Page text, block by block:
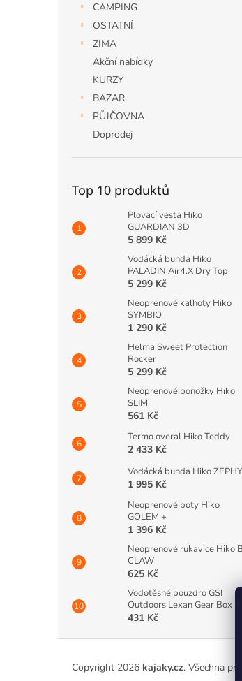
CAMPING
OSTATNÍ
ZIMA
Akční nabídky
KURZY
BAZAR
PŮJČOVNA
Doprodej
Top 10 produktů
Plovací vesta Hiko
GUARDIAN 3D
5 899 Kč
Vodácká bunda Hiko
PALADIN Air4.X Dry Top
5 299 Kč
Neoprenové kalhoty Hiko
SYMBIO
1 290 Kč
Helma Sweet Protection
Rocker
5 299 Kč
Neoprenové ponožky Hiko
SLIM
561 Kč
Termo overal Hiko Teddy
2 433 Kč
Vodácká bunda Hiko
1 995 Kč
Neoprenové boty Hiko
GOLEM +
1 396 Kč
Neoprenové rukavice Hiko B
CLAW
625 Kč
Vodotěsné pouzdro GSI
Outdoors Lexan Gear Box
431 Kč
Copyright 2026 kajaky.cz. Všechna